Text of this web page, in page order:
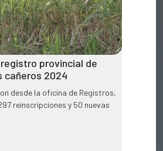
provincial de
cañeros 2024
desde la oficina de Registros,
reinscripciones y 50 nuevas